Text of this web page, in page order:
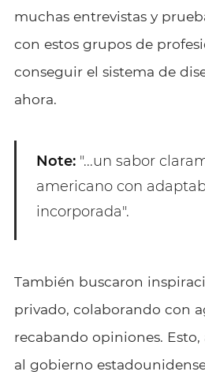
muchas entrevistas y
con estos grupos de
conseguir el sistema de
ahora.
Note:"...un sabor
americano con
incorporada".
También buscaron
privado, colaborando con
recabando opiniones.
al gobierno